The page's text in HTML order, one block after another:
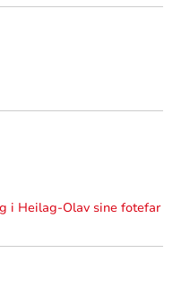
i Heilag-Olav sine fotefar